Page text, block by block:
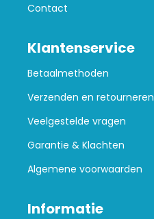
Contact
Klantenservice
Betaalmethoden
Verzenden en retourneren
Veelgestelde vragen
Garantie & Klachten
Algemene voorwaarden
Informatie